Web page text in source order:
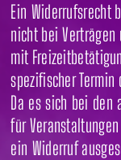
Ein Widerrufsrecht
nicht bei Verträgen
mit
spezifischer
Da es sich bei den
für
ein Widerruf